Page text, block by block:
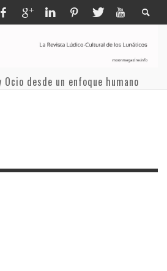
desde un enfoque humano